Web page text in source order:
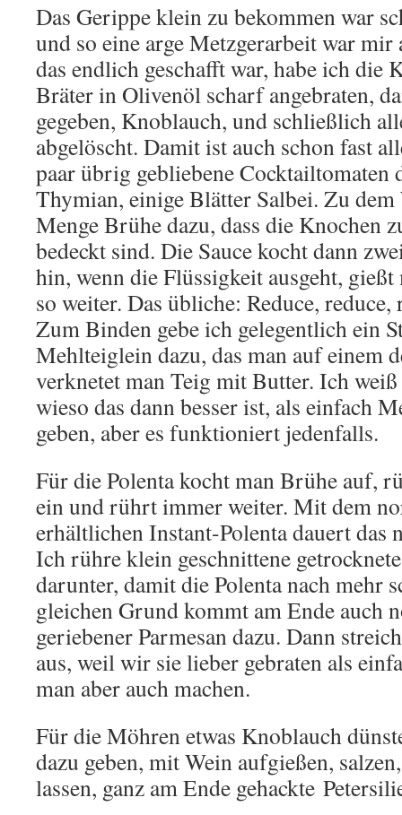
Das Gerippe klein zu bekommen war
und so eine arge Metzgerarbeit war
das endlich geschafft war, habe ich die
Bräter in Olivenöl scharf angebraten,
gegeben, Knoblauch, und schließlich
abgelöscht. Damit ist auch schon fast
paar übrig gebliebene Cocktailtomaten
Thymian, einige Blätter Salbei. Zu dem
Menge Brühe dazu, dass die Knochen
bedeckt sind. Die Sauce kocht dann
hin, wenn die Flüssigkeit ausgeht,
so weiter. Das übliche: Reduce,
Zum Binden gebe ich gelegentlich ein
Mehlteiglein dazu, das man auf einem
verknetet man Teig mit Butter. Ich
wieso das dann besser ist, als einfach
geben, aber es funktioniert jedenfalls.
Für die Polenta kocht man Brühe auf,
ein und rührt immer weiter. Mit dem
erhältlichen Instant-Polenta dauert das
Ich rühre klein geschnittene
darunter, damit die Polenta nach mehr
gleichen Grund kommt am Ende auch
geriebener Parmesan dazu. Dann
aus, weil wir sie lieber gebraten als
man aber auch machen.
Für die Möhren etwas Knoblauch
dazu geben, mit Wein aufgießen,
lassen, ganz am Ende gehackte